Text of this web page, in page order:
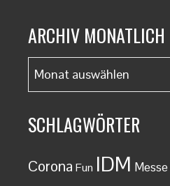
ARCHIV MONATLICH
Archiv
monatlich
SCHLAGWÖRTER
Corona Fun IDM Messe